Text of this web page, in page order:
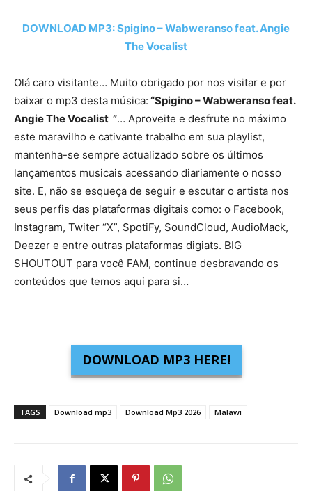
DOWNLOAD MP3: Spigino – Wabweranso feat. Angie
The Vocalist
Olá caro visitante… Muito obrigado por nos visitar e por
baixar o mp3 desta música: “Spigino – Wabweranso feat.
Angie The Vocalist ”… Aproveite e desfrute no máximo
este maravilho e cativante trabalho em sua playlist,
mantenha-se sempre actualizado sobre os últimos
lançamentos musicais acessando diariamente o nosso
site. E, não se esqueça de seguir e escutar o artista nos
seus perfis das plataformas digitais como: o Facebook,
Instagram, Twiter “X”, SpotiFy, SoundCloud, AudioMack,
Deezer e entre outras plataformas digiats. BIG
SHOUTOUT para você FAM, continue desbravando os
conteúdos que temos aqui para si…
DOWNLOAD MP3 HERE!
TAGS Download mp3 Download Mp3 2026 Malawi